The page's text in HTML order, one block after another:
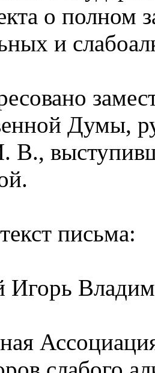
о полном
и
Думы,
В.,
письма:
Игорь